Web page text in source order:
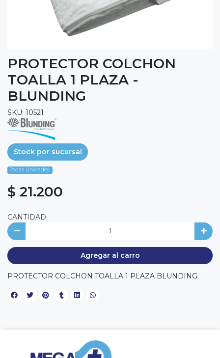
PROTECTOR COLCHON
TOALLA 1 PLAZA -
BLUNDING
SKU: 10521
Stock por sucursal
Pocas Unidades.
$ 21.200
CANTIDAD
Agregar al carro
PROTECTOR COLCHON TOALLA 1 PLAZA BLUNDING